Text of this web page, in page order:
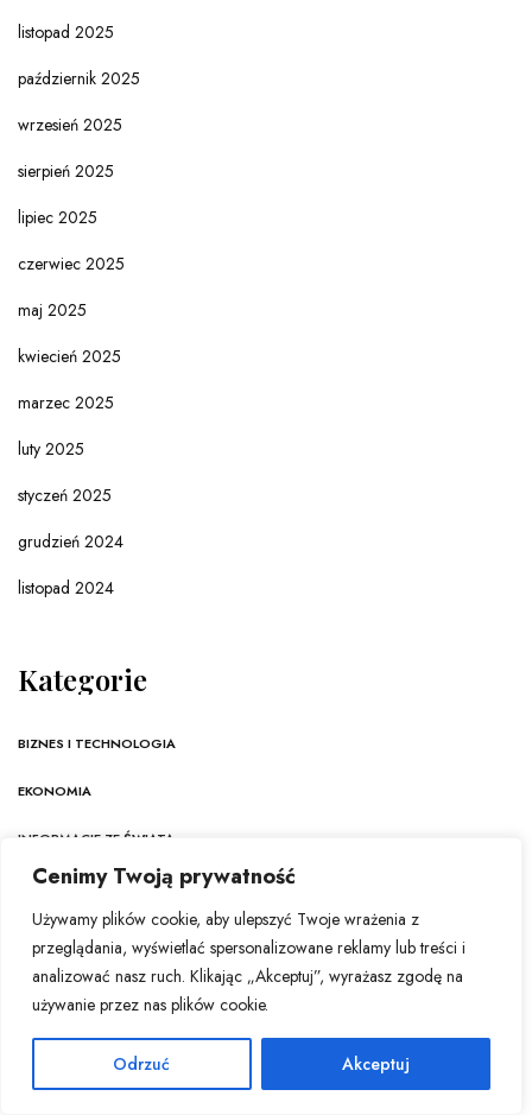
Cenimy Twoją prywatność
Używamy plików cookie, aby ulepszyć Twoje wrażenia z
przeglądania, wyświetlać spersonalizowane reklamy lub treści i
analizować nasz ruch. Klikając „Akceptuj”, wyrażasz zgodę na
używanie przez nas plików cookie.
Odrzuć Akceptuj
listopad 2025
październik 2025
wrzesień 2025
sierpień 2025
lipiec 2025
czerwiec 2025
maj 2025
kwiecień 2025
marzec 2025
luty 2025
styczeń 2025
grudzień 2024
listopad 2024
Kategorie
BIZNES I TECHNOLOGIA
EKONOMIA
INFORMACJE ZE ŚWIATA
KULTURA
NAUKA
POLSKA
ŻYCIE I ZDROWIE